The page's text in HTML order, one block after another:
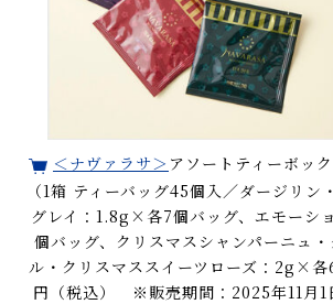
＜ナヴァラサ＞ アソートティーボッ
（1箱 ティーバッグ45個入／ダージリン
グレイ：1.8g×各7個バッグ、エモーシ
個バッグ、クリスマスシャンパーニュ
ル・クリスマススイーツローズ：2g×
円（税込） ※販売期間：2025年11月